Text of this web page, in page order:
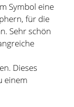
und
und Tools
der ETAS
und
Symbol eine
für die
Sehr schön
Dieses
einem